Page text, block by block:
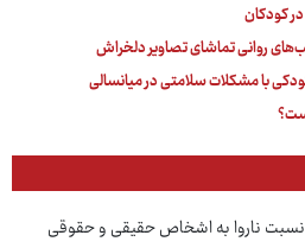
کودکان
روانی تماشای تصاویر دلخراش
با مشکلات سلامتی در میانسالی
ناروا به اشخاص حقیقی و حقوقی